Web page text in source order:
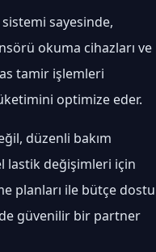
sayesinde,
okuma cihazları ve
tamir işlemleri
optimize eder.
düzenli bakım
lastik değişimleri için
planları ile bütçe dostu
güvenilir bir partner